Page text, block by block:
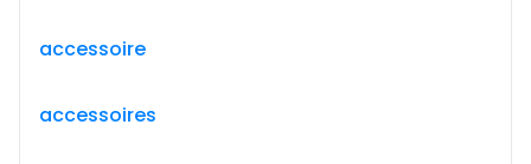
accessoire
accessoires